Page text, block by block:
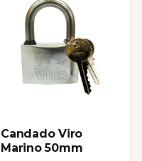
Candado Viro
Marino 50mm